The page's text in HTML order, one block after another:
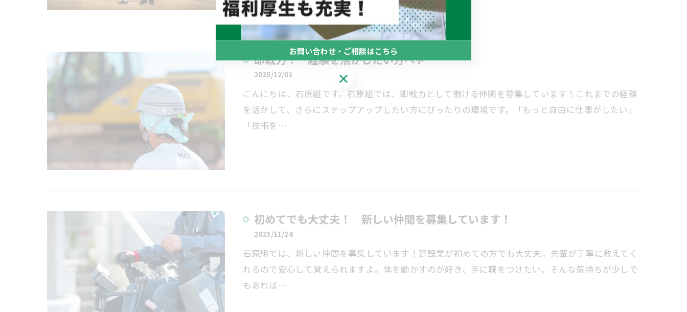
即戦力！ 経験を活かしたい方へ✨
2025/12/01
こんにちは、石原組です。石原組では、即戦力として働ける仲間を募集しています！これまでの経験
を活かして、さらにステップアップしたい方にぴったりの環境です。「もっと自由に仕事がしたい」
「技術を…
初めてでも大丈夫！ 新しい仲間を募集しています！
2025/11/24
石原組では、新しい仲間を募集しています！建設業が初めての方でも大丈夫。先輩が丁寧に教えてく
れるので安心して覚えられますよ。体を動かすのが好き、手に職をつけたい、そんな気持ちが少しで
もあれば…
お問い合わせ・ご相談はこちら
お問い合わせ・ご相談はこちら